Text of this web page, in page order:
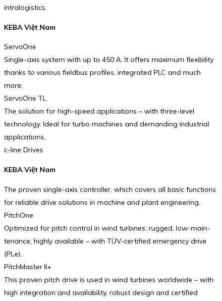
intralogistics.
KEBA Việt Nam
ServoOne
Single-axis system with up to 450 A. It offers maximum flexi­bility
thanks to various field­bus profiles, inte­grated PLC and much
more.
ServoOne TL
The solution for high-speed applications – with three-level
technology. Ideal for turbo machines and demanding industrial
applications.
c-line Drives
KEBA Việt Nam
The proven single-axis controller, which covers all basic functions
for reliable drive solutions in machine and plant engineering.
PitchOne
Optimized for pitch control in wind turbines: rugged, low-main­
ten­ance, highly available – with TÜV-certified emergency drive
(PLe).
PitchMaster II+
This proven pitch drive is used in wind turbines world­wide – with
high integration and availa­bility, robust design and certified